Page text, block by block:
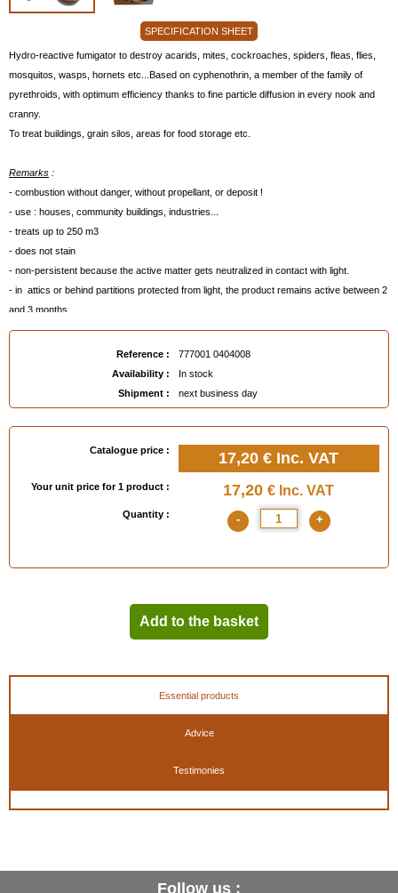
SPECIFICATION SHEET
Hydro-reactive fumigator to destroy acarids, mites, cockroaches, spiders, fleas, flies,
mosquitos, wasps, hornets etc...Based on cyphenothrin, a member of the family of
pyrethroids, with optimum efficiency thanks to fine particle diffusion in every nook and
cranny.
To treat buildings, grain silos, areas for food storage etc.
Remarks :
- combustion without danger, without propellant, or deposit !
- use : houses, community buildings, industries...
- treats up to 250 m3
- does not stain
- non-persistent because the active matter gets neutralized in contact with light.
- in attics or behind partitions protected from light, the product remains active between 2
and 3 months.
- Effective regardless of the room temperature.
-complies with European regulation n°528/2012 (or BPR).
Use biocide products with caution. Before use, read the label and the information
concerning the product. Dangerous. Respect the precautions for use.
Reference :
777001 0404008
Availability :
In stock
Shipment :
next business day
Catalogue price : 17,20 € Inc. VAT
Your unit price for 1 product : 17,20 € Inc. VAT
Quantity : - +
Add to the basket
Essential products
Advice
Testimonies
Follow us :